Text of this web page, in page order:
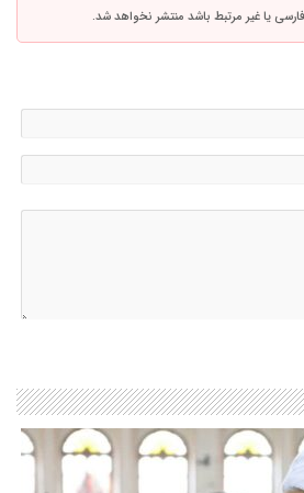
فارسی یا غیر مرتبط باشد منتشر نخواهد شد.